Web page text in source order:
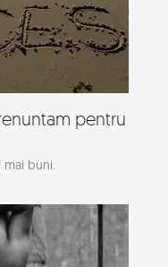
pentru
buni.